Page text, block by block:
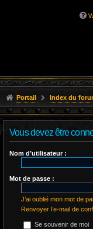
Portail Index du
Vous devez être
Nom d’utilisateur :
Mot de passe :
J’ai oublié mon mot de
Renvoyer l’e-mail de
Se souvenir de moi